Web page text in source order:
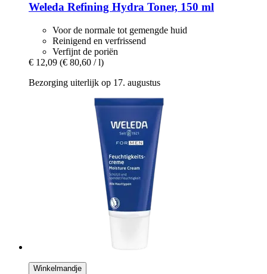
Weleda Refining Hydra Toner, 150 ml
Voor de normale tot gemengde huid
Reinigend en verfrissend
Verfijnt de poriën
€ 12,09 (€ 80,60 / l)
Bezorging uiterlijk op 17. augustus
Winkelmandje